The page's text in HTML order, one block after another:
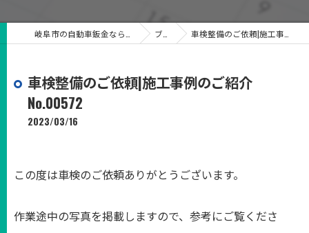
ブログ 車検整備のご依頼|施工事例のご紹介No.00572
車検整備のご依頼|施工事例のご紹介
No.00572
2023/03/16
この度は車検のご依頼ありがとうございます。
作業途中の写真を掲載しますので、参考にご覧くださ